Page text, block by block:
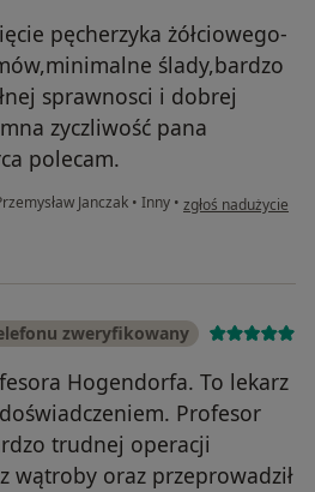
pęcherzyka żółciowego-
ślady,bardzo
sprawnosci i dobrej
zyczliwość pana
polecam.
Janczak • Inny • w opinii
zgłoś nadużycie
zweryfikowany
Hogendorfa. To lekarz
Profesor
trudnej operacji
wątroby oraz przeprowadził